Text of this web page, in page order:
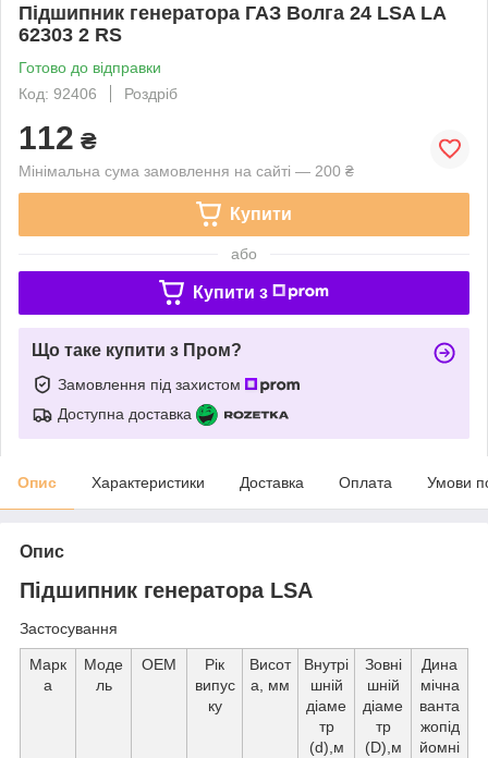
Підшипник генератора ГАЗ Волга 24 LSA LA
62303 2 RS
Готово до відправки
Код: 92406
Роздріб
112 ₴
Мінімальна сума замовлення на сайті — 200 ₴
Купити
або
Купити з
Що таке купити з Пром?
Замовлення під захистом
Доступна доставка
Опис Характеристики Доставка Оплата Умови
Опис
Підшипник генератора LSA
Застосування
Марк
а
Моде
ль
ОЕМ
Рік
випус
ку
Висот
а, мм
Внутрі
шній
діаме
тр
(d),м
Зовні
шній
діаме
тр
(D),м
Дина
мічна
ванта
жопід
йомні